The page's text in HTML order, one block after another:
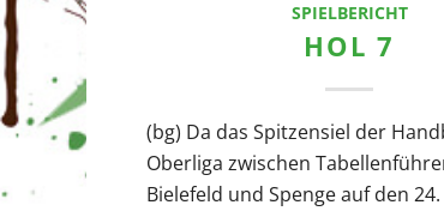
SPIELBERICHT
HOL 7
(bg) Da das Spitzensiel der
Oberliga zwischen
Bielefeld und Spenge auf den